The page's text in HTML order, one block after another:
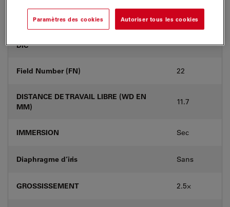
sans
DIC
Field Number (FN) 22
DISTANCE DE TRAVAIL LIBRE (WD EN
MM)
11.7
IMMERSION Sec
Diaphragme d’iris Sans
GROSSISSEMENT 2.5⨉
Paramètres des cookies Autoriser tous les cookies